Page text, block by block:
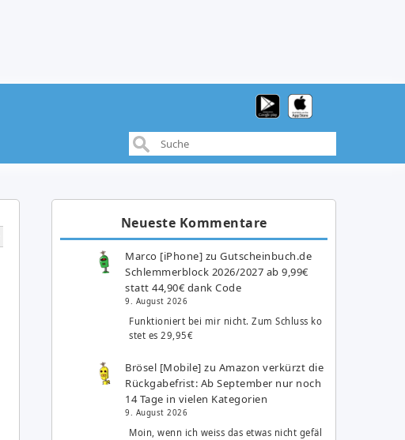
Neueste Kommentare
Marco [iPhone] zuGutscheinbuch.de
Schlemmerblock 2026/2027 ab 9,99€
statt 44,90€ dank Code
9. August 2026
Funktioniert bei mir nicht. Zum Schluss ko
stet es 29,95€
Brösel [Mobile] zu Amazon verkürzt die
Rückgabefrist: Ab September nur noch
14 Tage in vielen Kategorien
9. August 2026
Moin, wenn ich weiss das etwas nicht gefäl